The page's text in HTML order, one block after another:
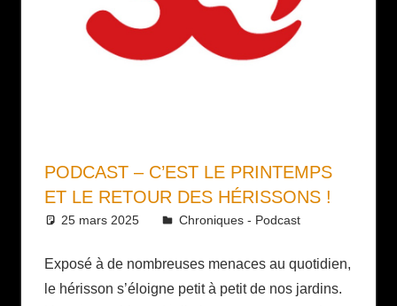
PODCAST – C’EST LE PRINTEMPS
ET LE RETOUR DES HÉRISSONS !
25 mars 2025 Daniel
Chroniques - Podcast
Exposé à de nombreuses menaces au quotidien,
le hérisson s’éloigne petit à petit de nos jardins.